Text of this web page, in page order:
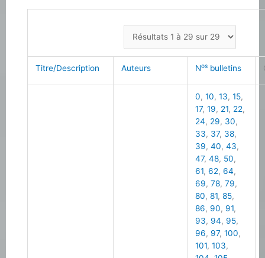
Titre/Description Auteurs Nos bulletins
0,10,13,15,
17,19, 21, 22,
24, 29, 30,
33, 37, 38,
39,40,43,
47,48, 50,
61,62,64,
69,78,79,
80,81,85,
86, 90, 91,
93, 94, 95,
96, 97,100,
101,103,